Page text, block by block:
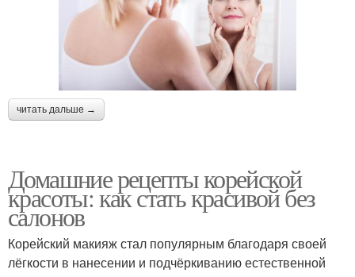
читать дальше →
Домашние рецепты корейской
красоты: как стать красивой без
салонов
Корейский макияж стал популярным благодаря своей
лёгкости в нанесении и подчёркиванию естественной